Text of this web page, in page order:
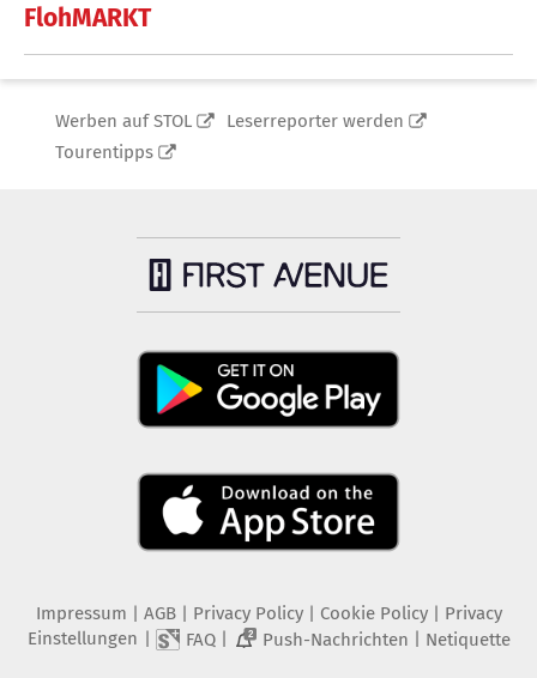
FlohMARKT
Werben auf STOL
Leserreporter werden
Tourentipps
Impressum | AGB | Privacy Policy| Cookie Policy| Privacy
Einstellungen | FAQ| 2 Push-Nachrichten | Netiquette